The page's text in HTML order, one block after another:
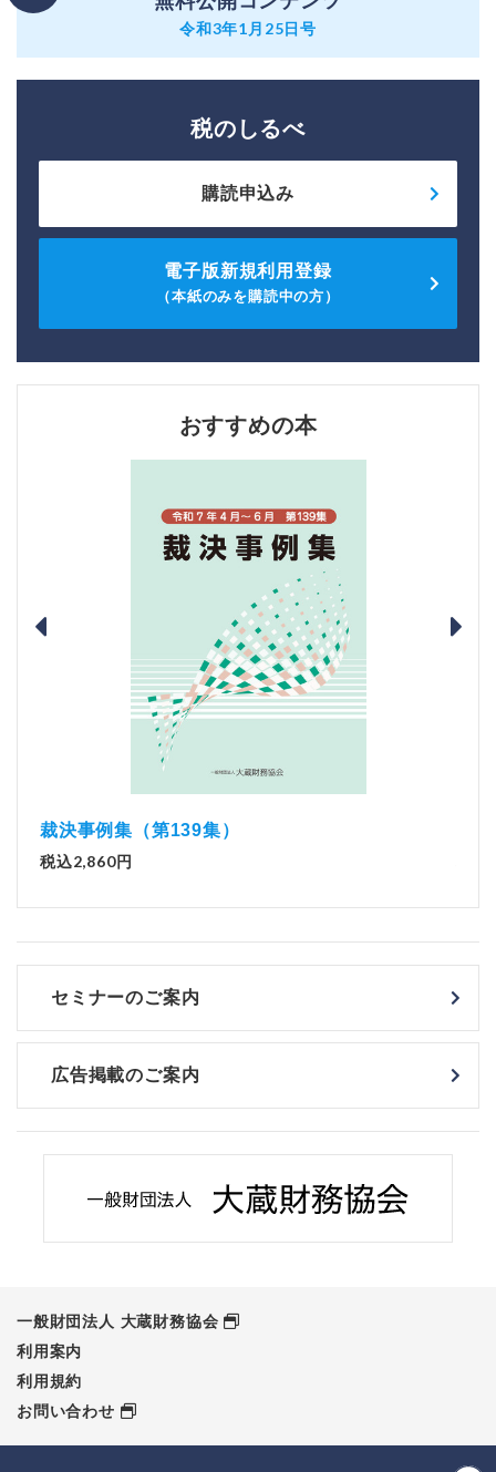
令和3年1月25日号
税のしるべ
購読申込み
電子版新規利用登録
（本紙のみを購読中の方）
おすすめの本
裁決事例集（第139集）
税込2,860円
セミナーのご案内
広告掲載のご案内
一般財団法人 大蔵財務協会
利用案内
利用規約
お問い合わせ